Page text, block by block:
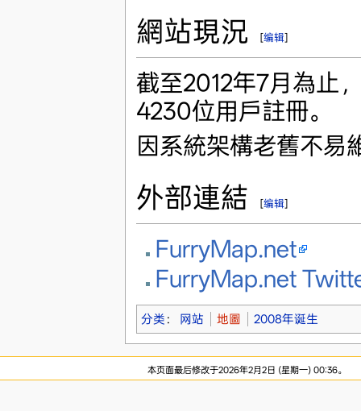
網站現況 [编辑]
截至2012年7月為止
4230位用戶註冊。
因系統架構老舊不易
外部連結 [编辑]
FurryMap.net
FurryMap.net
分类 ： 网站 地圖 2008年诞生
本页面最后修改于2026年2月2日 (星期一) 00:36。